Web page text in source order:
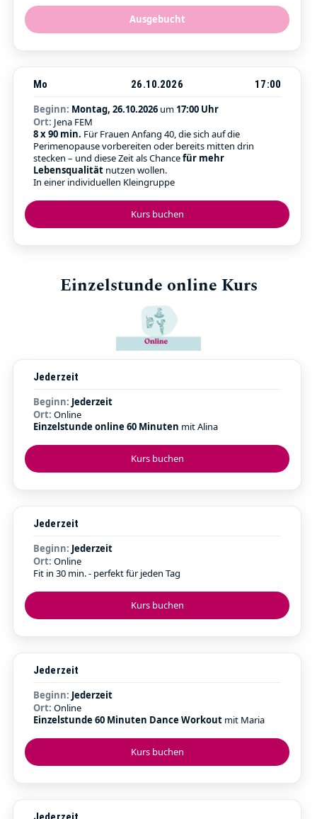
Ausgebucht
Kurs buchen
Mo 26.10.2026
17:00
Beginn: Montag, 26.10.2026 um 17:00 Uhr
Ort: Jena FEM
8 x 90 min. Für Frauen Anfang 40, die sich auf die
Perimenopause vorbereiten oder bereits mitten drin
stecken – und diese Zeit als Chancefür mehr
Lebensqualität nutzen wollen.
In einer individuellen Kleingruppe
Einzelstunde online Kurs
Kurs buchen
Jederzeit
Beginn: Jederzeit
Ort: Online
Einzelstunde online 60 Minuten mit Alina
Kurs buchen
Jederzeit
Beginn: Jederzeit
Ort: Online
Fit in 30 min. - perfekt für jeden Tag
Kurs buchen
Jederzeit
Beginn: Jederzeit
Ort: Online
Einzelstunde 60 Minuten Dance Workout mit Maria